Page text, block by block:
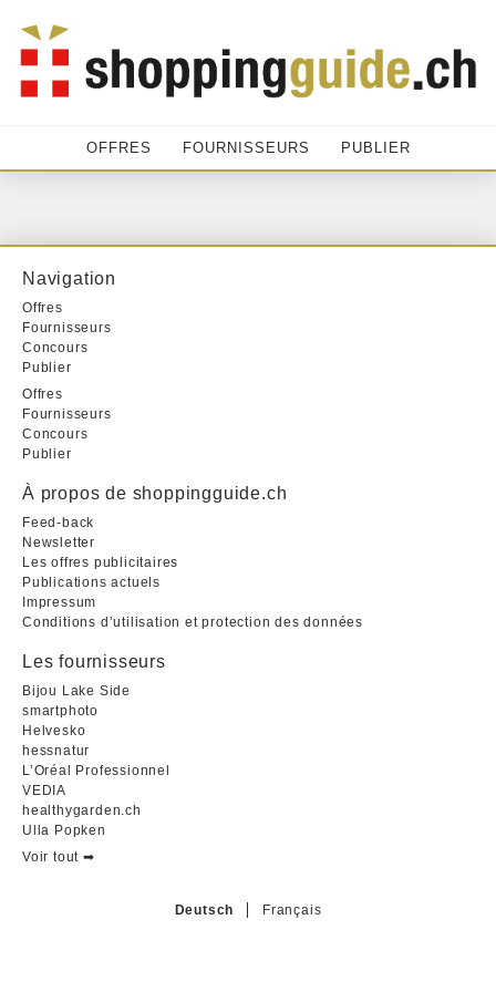
OFFRES FOURNISSEURS PUBLIER
Navigation
Offres
Fournisseurs
Concours
Publier
Offres
Fournisseurs
Concours
Publier
À propos de shoppingguide.ch
Feed-back
Newsletter
Les offres publicitaires
Publications actuels
Impressum
Conditions d’utilisation et protection des données
Les fournisseurs
Bijou Lake Side
smartphoto
Helvesko
hessnatur
L’Oréal Professionnel
VEDIA
healthygarden.ch
Ulla Popken
Voir tout ➡︎
Deutsch Français